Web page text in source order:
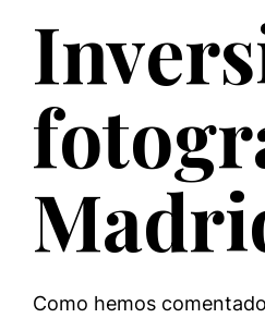
Como hemos